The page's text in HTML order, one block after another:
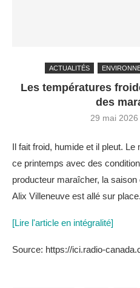
ACTUALITÉS
Les températures
des
29 mai 2026
Il fait froid, humide et il pleut.
ce printemps avec des
producteur maraîcher, la
Alix Villeneuve est allé sur place.
[Lire l'article en intégralité]
Source: https://ici.radio-